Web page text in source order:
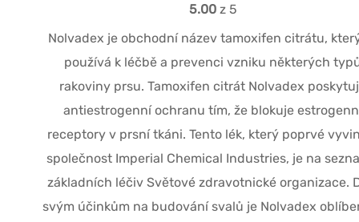
byla:
$43.91.
je:
$33.51.
5.00z 5
Nolvadex je obchodní název tamoxifen citrátu,
používá k léčbě a prevenci vzniku některých
rakoviny prsu. Tamoxifen citrát Nolvadex
antiestrogenní ochranu tím, že blokuje
receptory v prsní tkáni. Tento lék, který poprvé
společnost Imperial Chemical Industries, je na
základních léčiv Světové zdravotnické organizace.
svým účinkům na budování svalů je Nolvadex